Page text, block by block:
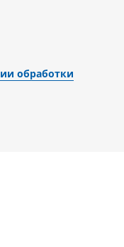
обработки